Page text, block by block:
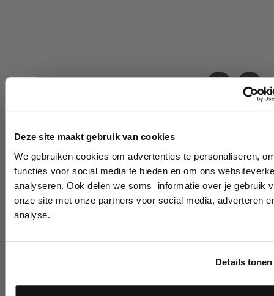
Deze site maakt gebruik van cookies
We gebruiken cookies om advertenties te personaliseren,
functies voor social media te bieden en om ons
analyseren. Ook delen we soms informatie over je gebruik
onze site met onze partners voor social media, adverteren
analyse.
Details tonen
Productgalerij overslaan
Schmink van
Superstar
Superstar Schmink Princess Pink 362, 16 gram
10% korting?
Lees als eerste over nieuwe producten,
tutorials, aanbiedingen, evenementen,
wedstrijden en meer.